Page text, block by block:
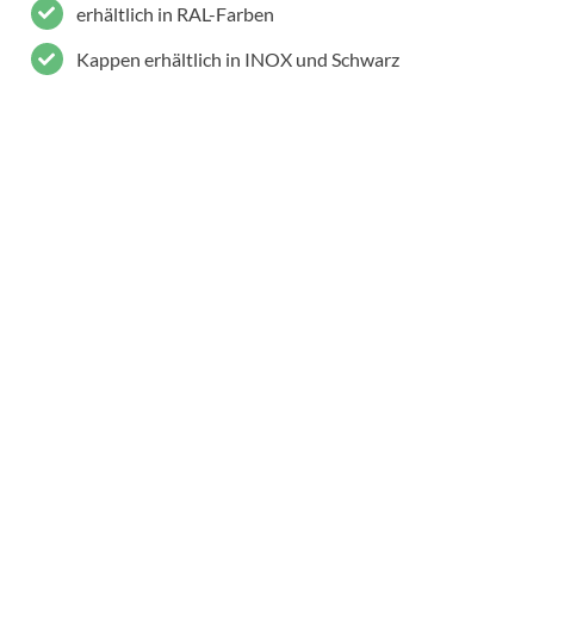
erhältlich in RAL-Farben
Kappen erhältlich in INOX und Schwarz